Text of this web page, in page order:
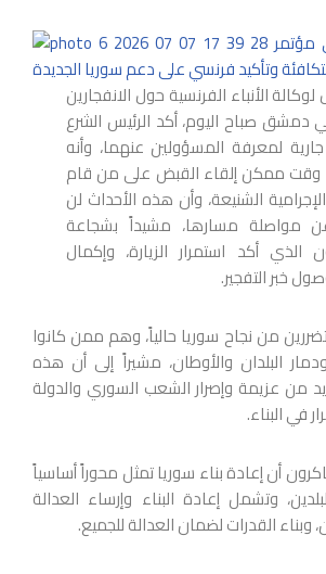
الأنباء الفرنسية حول الانفجارين
دمشق صباح اليوم، أكد الرئيس الشرع
لمعرفة المسؤولين عنهما، وأنه
وقت ممكن إلقاء القبض على من قام
الشنيعة، وأن هذه الأحداث لن
مواصلة مسارها، مشيداً بشجاعة
الذي أكد استمرار الزيارة، وإكمال
خبر التفجير.
من نجاح سوريا حالياً، وهم ممن كانوا
البلدان والأوطان، مشيراً إلى أن هذه
من عزيمة وإصرار الشعب السوري والدولة
في البناء.
أن إعادة بناء سوريا تمثل محوراً أساسياً
وتشمل إعادة البناء وإرساء العدالة
وبناء القدرات لضمان العدالة للجميع.